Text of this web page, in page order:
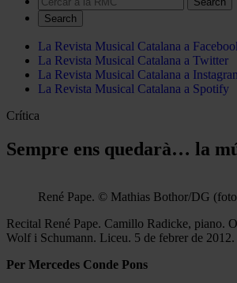
Search
La Revista Musical Catalana a
La Revista Musical Catalana a Twitter
La Revista Musical Catalana a
La Revista Musical Catalana a Spotify
Crítica
Sempre ens quedarà… la
René Pape. © Mathias Bothor/DG
Recital René Pape. Camillo Radicke, piano.
Wolf i Schumann. Liceu. 5 de febrer de 2012.
Per Mercedes Conde Pons